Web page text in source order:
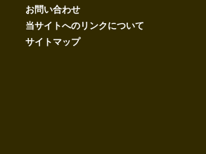
お問い合わせ
当サイトへのリンクについて
サイトマップ